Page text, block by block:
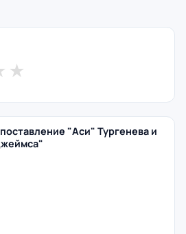
★
"Аси" Тургенева и